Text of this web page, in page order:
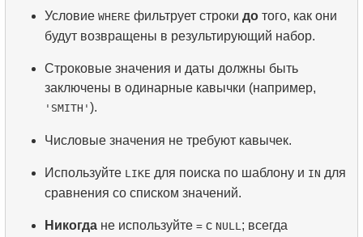
Условие WHERE фильтрует строки до того, как они
будут возвращены в результирующий набор.
Строковые значения и даты должны быть
заключены в одинарные кавычки (например,
'SMITH' ).
Числовые значения не требуют кавычек.
Используйте LIKE для поиска по шаблону и IN для
сравнения со списком значений.
Никогда не используйте = с NULL ; всегда